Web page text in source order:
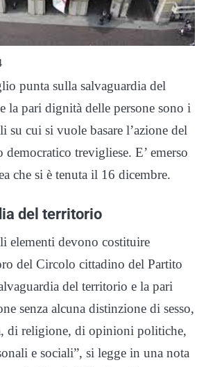
punta sulla salvaguardia del
la pari dignità delle persone sono i
su cui si vuole basare l’azione del
trevigliese. E’ emerso
che si è tenuta il 16 dicembre.
del territorio
elementi devono costituire
del Circolo cittadino del Partito
del territorio e la pari
senza alcuna distinzione di sesso,
di religione, di opinioni politiche,
e sociali”, si legge in una nota